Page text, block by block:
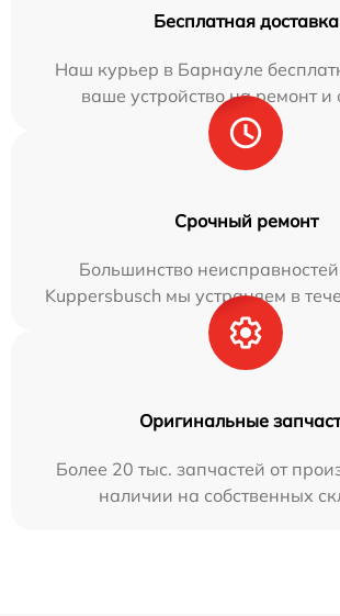
Бесплатная доставка
Наш курьер в Барнауле
ваше устройство на ремонт и
Срочный ремонт
Большинство
Kuppersbusch мы устраняем в
Оригинальные
Более 20 тыс. запчастей от
наличии на собственных